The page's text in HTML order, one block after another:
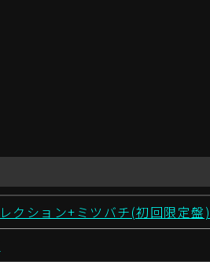
クション+ミツバチ(初回限定